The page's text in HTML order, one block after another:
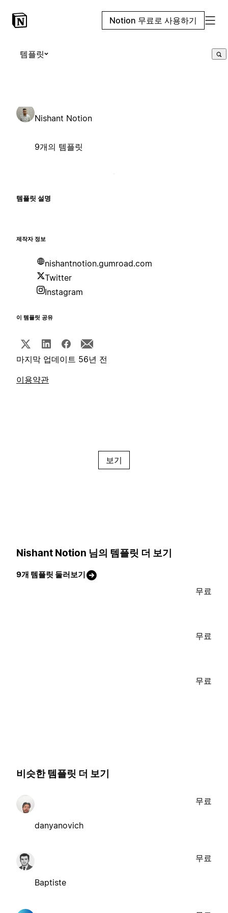
Notion 무료로 사용하기
템플릿
Nishant Notion
9개의 템플릿
템플릿 설명
제작자 정보
nishantnotion.gumroad.com
Twitter
Instagram
이 템플릿 공유
마지막 업데이트 56년 전
이용약관
보기
Nishant Notion 님의 템플릿 더 보기
9개 템플릿 둘러보기
무료
무료
무료
비슷한 템플릿 더 보기
danyanovich
무료
Baptiste
무료